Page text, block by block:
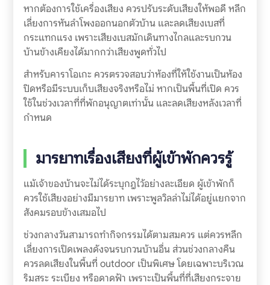
หากต้องการใช้เครื่องเสียง ควรปรับระดับเสียงให้พอดี หลีก
เลี่ยงการหันลำโพงออกนอกตัวบ้าน และลดเสียงเบสที่
กระแทกแรง เพราะเสียงเบสมักเดินทางไกลและรบกวน
บ้านข้างเคียงได้มากกว่าเสียงพูดทั่วไป
สำหรับคาราโอเกะ ควรตรวจสอบว่าห้องที่ให้ใช้งานเป็นห้อง
ปิดหรือมีระบบเก็บเสียงจริงหรือไม่ หากเป็นพื้นที่เปิด ควร
ใช้ในช่วงเวลาที่ที่พักอนุญาตเท่านั้น และลดเสียงหลังเวลาที่
กำหนด
มารยาทเรื่องเสียงที่ผู้เข้าพักควรรู้
แม้เจ้าของบ้านจะไม่ได้ระบุกฎไว้อย่างละเอียด ผู้เข้าพักก็
ควรใช้เสียงอย่างมีมารยาท เพราะพูลวิลล่าไม่ได้อยู่แยกจาก
สังคมรอบข้างเสมอไป
ช่วงกลางวันสามารถทำกิจกรรมได้ตามสมควร แต่ควรหลีก
เลี่ยงการเปิดเพลงดังจนรบกวนบ้านอื่น ส่วนช่วงกลางคืน
ควรลดเสียงในพื้นที่ outdoor เป็นพิเศษ โดยเฉพาะบริเวณ
ริมสระ ระเบียง หรือดาดฟ้า เพราะเป็นพื้นที่ที่เสียงกระจาย